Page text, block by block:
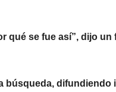
qué se fue así”, dijo un
difundiendo